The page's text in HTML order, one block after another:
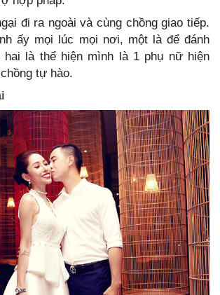
đi ra ngoài và cùng chồng giao tiếp.
ấy mọi lúc mọi nơi, một là để đánh
hai là thể hiện mình là 1 phụ nữ hiện
tự hào.